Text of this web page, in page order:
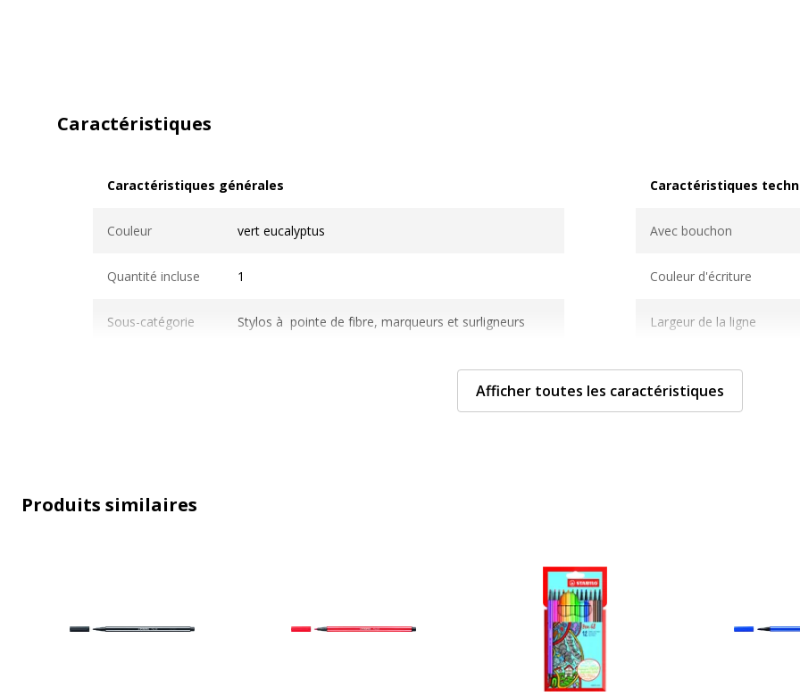
Caractéristiques
Caractéristiques générales
Couleur vert eucalyptus
Quantité incluse 1
Sous-catégorie Stylos à pointe de fibre, marqueurs et surligneurs
Caractéristiques
Avec bouchon
Couleur d'écriture
Largeur de la ligne
Fonctionnalités
Afficher toutes les caractéristiques
Produits similaires